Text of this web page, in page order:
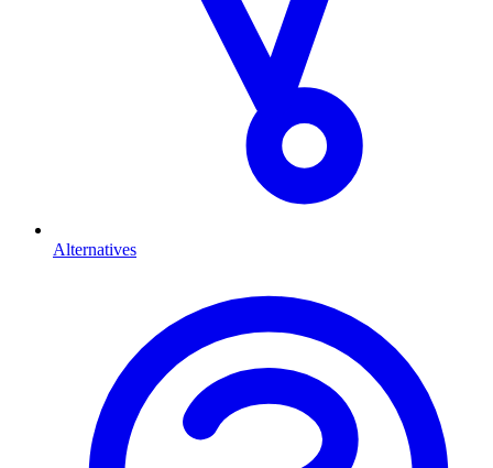
Alternatives